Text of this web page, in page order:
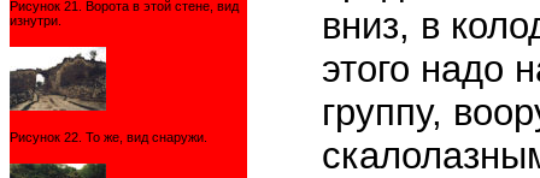
Рисунок 21. Ворота в этой стене, вид
изнутри.
Рисунок 22. То же, вид снаружи.
вниз, в
этого надо
группу,